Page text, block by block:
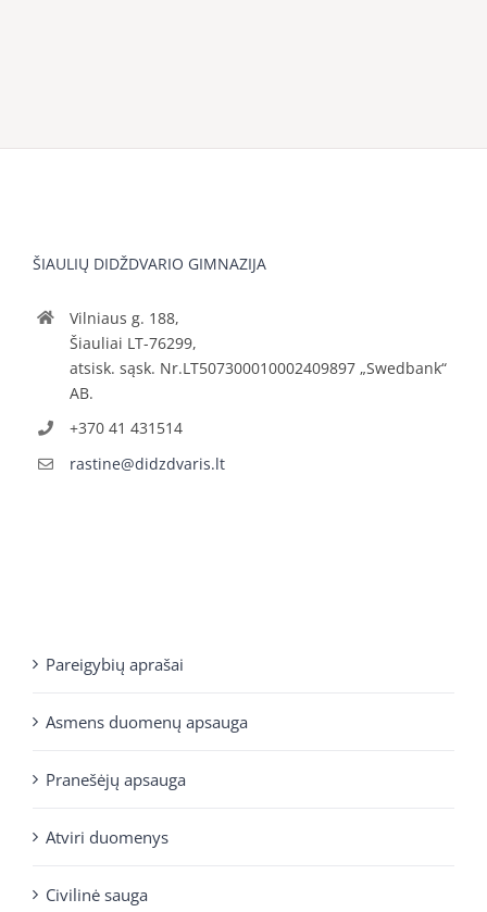
ŠIAULIŲ DIDŽDVARIO GIMNAZIJA
Vilniaus g. 188,
Šiauliai LT-76299,
atsisk. sąsk. Nr.LT507300010002409897 „Swedbank“
AB.
+370 41 431514
rastine@didzdvaris.lt
Pareigybių aprašai
Asmens duomenų apsauga
Pranešėjų apsauga
Atviri duomenys
Civilinė sauga